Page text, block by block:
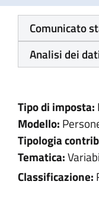
Comunicato
Analisi dei
Tipo di imposta:
Modello:
Tipologia
Tematica:
Classificazione: